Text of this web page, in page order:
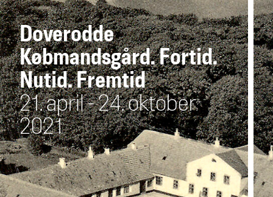
Doverodde
Købmandsgård. Fortid.
Nutid. Fremtid
21. april - 24. oktober
2021